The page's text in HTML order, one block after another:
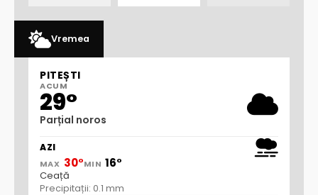
Vremea
PITEȘTI
ACUM
29°
Parțial noros
AZI
MAX 30°MIN 16°
Ceață
Precipitații: 0.1 mm